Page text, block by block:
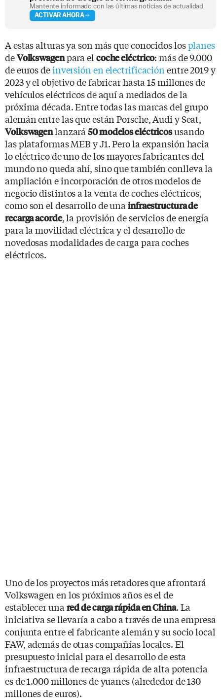
Mantente informado con las últimas noticias de actualidad.
ACTIVAR AHORA
A estas alturas ya son más que conocidos losplanes
deVolkswagenpara el coche eléctrico: más de 9.000
de euros deinversión en electrificaciónentre 2019 y
2023 y el objetivo de fabricar hasta 15 millones de
vehículos eléctricos de aquí a mediados de la
próxima década. Entre todas las marcas del grupo
alemán entre las que están Porsche, Audi y Seat,
Volkswagenlanzará50 modelos eléctricosusando
las plataformas MEB y J1. Pero la expansión hacia
lo eléctrico de uno de los mayores fabricantes del
mundo no queda ahí, sino que también conlleva la
ampliación e incorporación de otros modelos de
negocio distintos a la venta de coches eléctricos,
como son el desarrollo de una infraestructura de
recarga acorde, la provisión de servicios de energía
para la movilidad eléctrica y el desarrollo de
novedosas modalidades de carga para coches
eléctricos.
Uno de los proyectos más retadores que afrontará
Volkswagen en los próximos años es el de
establecer una red de carga rápida en China. La
iniciativa se llevaría a cabo a través de una empresa
conjunta entre el fabricante alemán y su socio local
FAW, además de otras compañías locales. El
presupuesto inicial para el desarrollo de esta
infraestructura de recarga rápida de alta potencia
es de 1.000 millones de yuanes (alrededor de 130
millones de euros).